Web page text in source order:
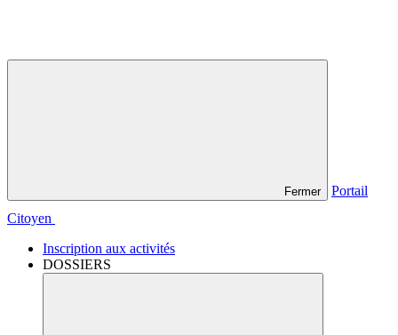
Fermer
Portail
Citoyen
Inscription aux activités
DOSSIERS